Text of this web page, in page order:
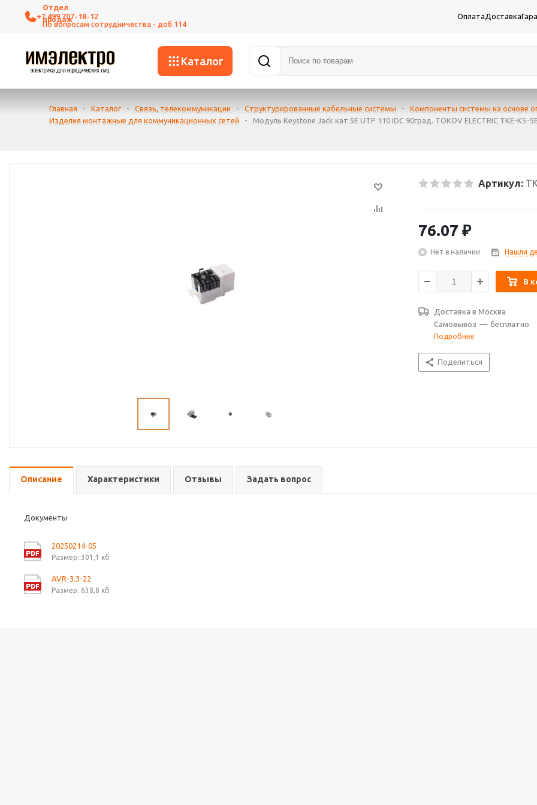
+7 499 707-18-12 ОплатаДоставка
Каталог
Главная - Каталог - Связь, телекоммуникации - Структурированные кабельные системы - Компоненты системы на основе
Изделия монтажные для коммуникационных сетей
- Модуль Keystone Jack кат.5E UTP 110 IDC 90град. TOKOV ELECTRIC TKE-KS-
Артикул:
76.07 ₽
Нет в наличии Нашли
В
Доставка в Москва
Самовывоз — бесплатно
Подробнее
Поделиться
Описание Характеристики Отзывы Задать вопрос
Документы
20250214-05
Размер: 301,1 кб
AVR-3.3-22
Размер: 638,8 кб